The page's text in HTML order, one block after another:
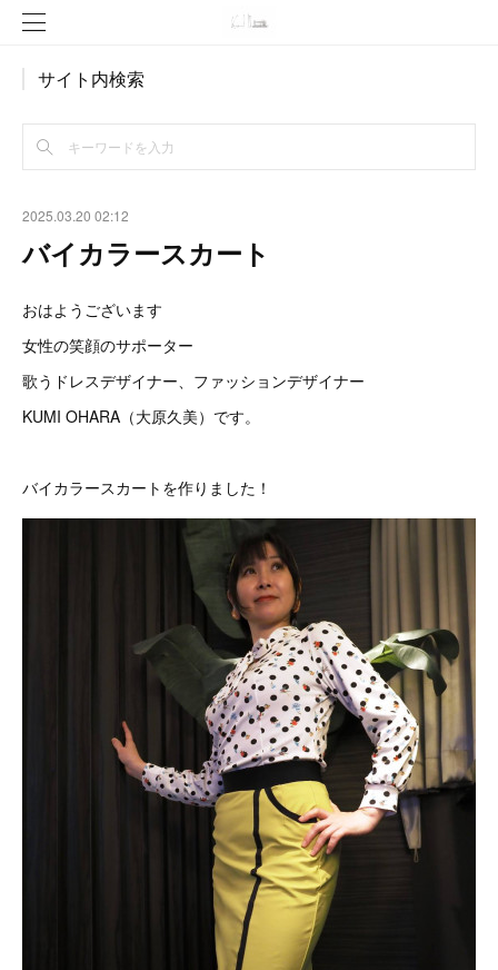
サイト内検索
2025.03.20 02:12
バイカラースカート
おはようございます
女性の笑顔のサポーター
歌うドレスデザイナー、ファッションデザイナー
KUMI OHARA（大原久美）です。
バイカラースカートを作りました！